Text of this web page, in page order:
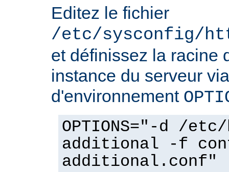
Editez le fichier
/etc/sysconfig/
et définissez la racine
instance du serveur
d'environnement
OPTIONS="-d /
additional -f
additional.conf"